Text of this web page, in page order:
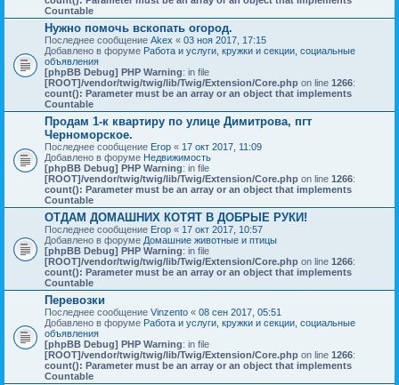
Countable
Нужно помочь вскопать огород.
Последнее сообщение Akex « 03 ноя 2017, 17:15
Добавлено в форуме Работа и услуги, кружки и секции, социальные
объявления
[phpBB Debug] PHP Warning: in file
[ROOT]/vendor/twig/twig/lib/Twig/Extension/Core.php on line 1266:
count(): Parameter must be an array or an object that implements
Countable
Продам 1-к квартиру по улице Димитрова, пгт
Черноморское.
Последнее сообщение Егор « 17 окт 2017, 11:09
Добавлено в форуме Недвижимость
[phpBB Debug] PHP Warning: in file
[ROOT]/vendor/twig/twig/lib/Twig/Extension/Core.php on line 1266:
count(): Parameter must be an array or an object that implements
Countable
ОТДАМ ДОМАШНИХ КОТЯТ В ДОБРЫЕ РУКИ!
Последнее сообщение Егор « 17 окт 2017, 10:57
Добавлено в форуме Домашние животные и птицы
[phpBB Debug] PHP Warning: in file
[ROOT]/vendor/twig/twig/lib/Twig/Extension/Core.php on line 1266:
count(): Parameter must be an array or an object that implements
Countable
Перевозки
Последнее сообщение Vinzento « 08 сен 2017, 05:51
Добавлено в форуме Работа и услуги, кружки и секции, социальные
объявления
[phpBB Debug] PHP Warning: in file
[ROOT]/vendor/twig/twig/lib/Twig/Extension/Core.php on line 1266:
count(): Parameter must be an array or an object that implements
Countable